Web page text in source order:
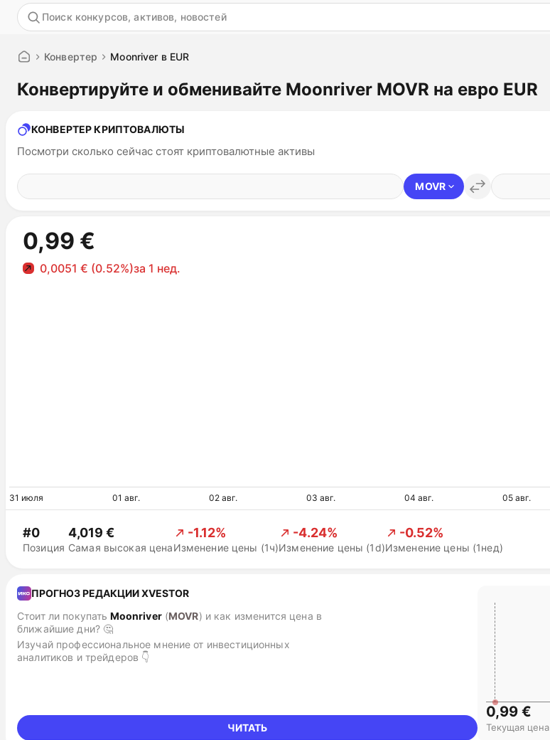
Конвертер Moonriver в EUR
Конвертируйте и обменивайте Moonriver MOVR на евро EUR
КОНВЕРТЕР КРИПТОВАЛЮТЫ
Посмотри сколько сейчас стоят криптовалютные активы
MOVR
0,99 €
0,0051 € (0.52%)за 1 нед.
31 июля 01 авг. 02 авг. 03 авг. 04 авг. 05 авг.
Позиция
#0
Самая высокая цена
4,019 €
Изменение цены (1ч)
-1.12%
Изменение цены (1d)
-4.24%
Изменение цены (1нед)
-0.52%
ПРОГНОЗ РЕДАКЦИИ XVESTOR
Стоит ли покупать Moonriver(MOVR) и как изменится цена в
ближайшие дни? 🤔
Изучай профессиональное мнение от инвестиционных
аналитиков и трейдеров 👇
ЧИТАТЬ
0,99 €
Текущая цена